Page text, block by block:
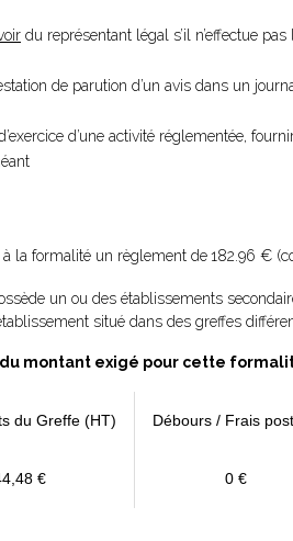
du représentant légal s’il n’effectue
de parution d’un avis dans un
d’une activité réglementée,
à la formalité un règlement de182.96 €
un ou des établissements
situé dans des greffes
montant exigé pour cette
du Greffe (HT) Débours / Frais
€ 0 €